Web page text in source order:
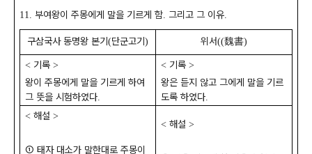
11. 부여왕이 주몽에게 말을 기르게 함. 그리고 그 이유.
구삼국사 동명왕 본기 (단군고기 ) 위서((魏書)
< 기록 >
왕이 주몽에게 말을 기르게 하여
그 뜻을 시험하였다.
< 기록 >
왕은 듣지 않고 그에게 말을 기르
도록 하였다.
< 해설 >
① 태자 대소가 말한대로 주몽이
< 해설 >